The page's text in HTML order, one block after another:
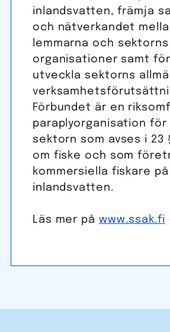
inlands­vatten, främja
och nät­verk­andet
lemmarna och sektorns
organisationer samt
utveckla sektorns
Förbundet är en
paraply­organisation
sektorn som avses i 23
om fiske och som
kommersiella fiskare på
inlands­vatten.
Läs mer på www.ssak.fi